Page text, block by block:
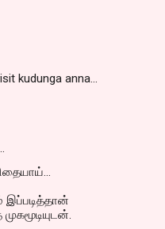
kudunga anna...
இப்படித்தான்